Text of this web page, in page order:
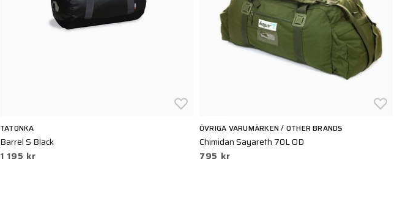
TATONKA
Barrel S Black
1 195 kr
ÖVRIGA VARUMÄRKEN / OTHER BRANDS
Chimidan Sayareth 70L OD
795 kr